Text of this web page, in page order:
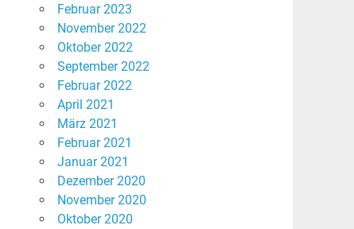
Februar 2023
November 2022
Oktober 2022
September 2022
Februar 2022
April 2021
März 2021
Februar 2021
Januar 2021
Dezember 2020
November 2020
Oktober 2020